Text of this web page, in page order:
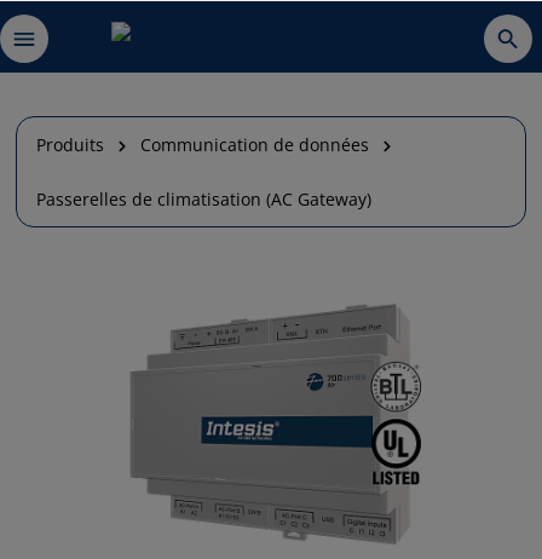
Produits Communication de données
Passerelles de climatisation (AC Gateway)